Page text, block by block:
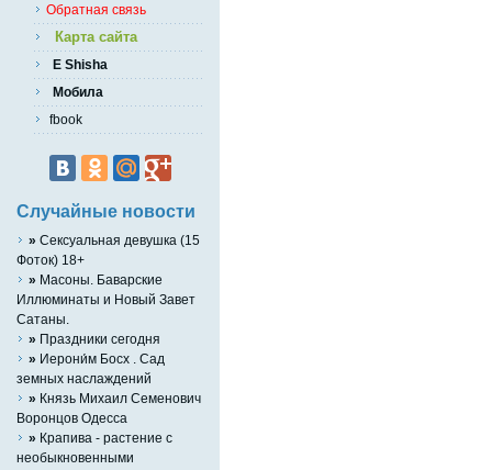
Обратная связь
Карта сайта
E Shisha
Мобила
fbook
Случайные новости
» Сексуальная девушка (15
Фоток) 18+
» Масоны. Баварские
Иллюминаты и Новый Завет
Сатаны.
» Праздники сегодня
» Иерони́м Босх . Сад
земных наслаждений
» Князь Михаил Семенович
Воронцов Одесса
» Крапива - растение с
необыкновенными